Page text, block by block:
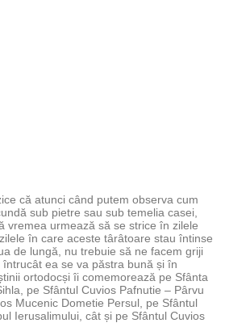
că atunci când putem observa cum
sub pietre sau sub temelia casei,
vremea urmează să se strice în zilele
în care aceste târâtoare stau întinse
de lungă, nu trebuie să ne facem griji
ea se va păstra bună și în
ortodocși îi comemorează pe Sfânta
pe Sfântul Cuvios Pafnutie – Pârvu
Mucenic Dometie Persul, pe Sfântul
Ierusalimului, cât și pe Sfântul Cuvios